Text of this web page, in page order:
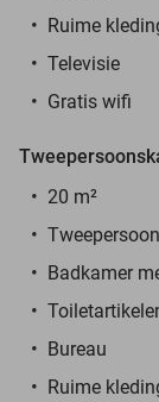
Ruime
Televisie
Gratis wifi
20 m²
Badkamer
Bureau
Ruime